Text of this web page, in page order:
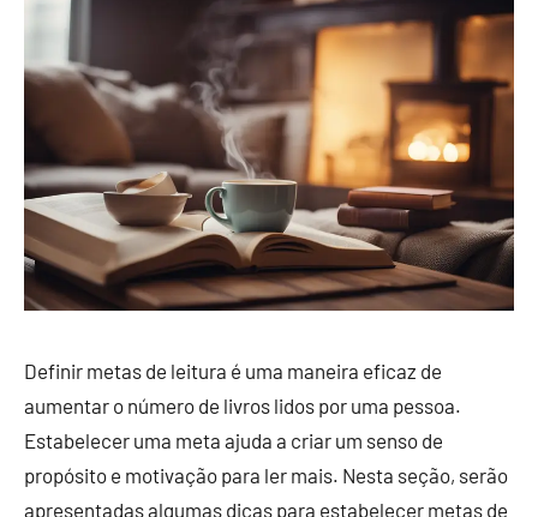
Definir metas de leitura é uma maneira eficaz de
aumentar o número de livros lidos por uma pessoa.
Estabelecer uma meta ajuda a criar um senso de
propósito e motivação para ler mais. Nesta seção, serão
apresentadas algumas dicas para estabelecer metas de